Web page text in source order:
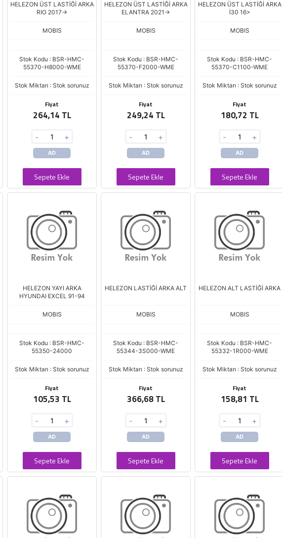
HELEZON ÜST LASTİĞİ ARKA
RIO 2017->
MOBIS
Stok Kodu : BSR-HMC-
55370-H8000-WME
Stok Miktarı : Stok sorunuz
Fiyat
264,14 TL
- +
AD
Sepete Ekle
HELEZON ÜST LASTİĞİ ARKA
ELANTRA 2021->
MOBIS
Stok Kodu : BSR-HMC-
55370-F2000-WME
Stok Miktarı : Stok sorunuz
Fiyat
249,24 TL
- +
AD
Sepete Ekle
HELEZON ÜST LASTİĞİ ARKA
İ30 16>
MOBIS
Stok Kodu : BSR-HMC-
55370-C1100-WME
Stok Miktarı : Stok sorunuz
Fiyat
180,72 TL
- +
AD
Sepete Ekle
HELEZON YAYI ARKA
HYUNDAI EXCEL 91-94
MOBIS
Stok Kodu : BSR-HMC-
55350-24000
Stok Miktarı : Stok sorunuz
Fiyat
105,53 TL
- +
AD
Sepete Ekle
HELEZON LASTİĞİ ARKA ALT
MOBIS
Stok Kodu : BSR-HMC-
55344-3S000-WME
Stok Miktarı : Stok sorunuz
Fiyat
366,68 TL
- +
AD
Sepete Ekle
HELEZON ALT LASTİĞİ ARKA
MOBIS
Stok Kodu : BSR-HMC-
55332-1R000-WME
Stok Miktarı : Stok sorunuz
Fiyat
158,81 TL
- +
AD
Sepete Ekle